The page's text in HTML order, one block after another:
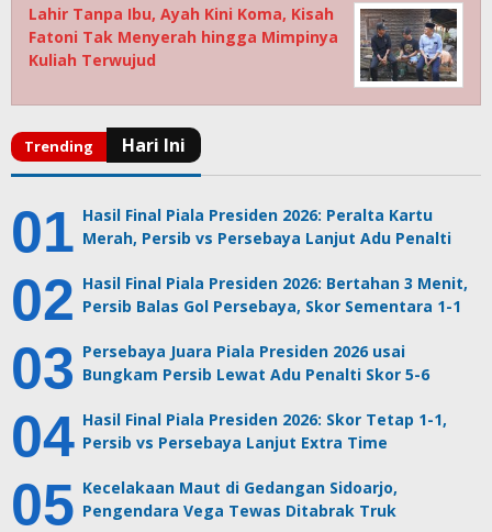
Lahir Tanpa Ibu, Ayah Kini Koma, Kisah
Fatoni Tak Menyerah hingga Mimpinya
Kuliah Terwujud
Hasil Final Piala Presiden 2026: Peralta Kartu
Merah, Persib vs Persebaya Lanjut Adu Penalti
Hasil Final Piala Presiden 2026: Bertahan 3 Menit,
Persib Balas Gol Persebaya, Skor Sementara 1-1
Persebaya Juara Piala Presiden 2026 usai
Bungkam Persib Lewat Adu Penalti Skor 5-6
Hasil Final Piala Presiden 2026: Skor Tetap 1-1,
Persib vs Persebaya Lanjut Extra Time
Kecelakaan Maut di Gedangan Sidoarjo,
Pengendara Vega Tewas Ditabrak Truk